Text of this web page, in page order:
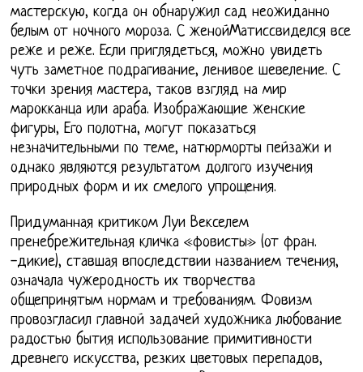
мастерскую, когда он обнаружил сад неожиданно
белым от ночного мороза. С женойМатиссвиделся все
реже и реже. Если приглядеться, можно увидеть
чуть заметное подрагивание, ленивое шевеление. С
точки зрения мастера, таков взгляд на мир
марокканца или араба. Изображающие женские
фигуры, Его полотна, могут показаться
незначительными по теме, натюрморты пейзажи и
однако являются результатом долгого изучения
природных форм и их смелого упрощения.
Придуманная критиком Луи Векселем
пренебрежительная кличка «фовисты» (от фран.
-дикие), ставшая впоследствии названием течения,
означала чужеродность их творчества
общепринятым нормам и требованиям. Фовизм
провозгласил главной задачей художника любование
радостью бытия использование примитивности
древнего искусства, резких цветовых перепадов,